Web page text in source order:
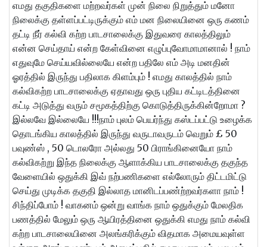
எமது தகுதிகளை மற்றவர்கள் முன் நிலை நிறுத்தும் மனோ
நிலைக்கு தள்ளப்பட்டிருக்கும் எம் மன நிலையினை ஒரு கணம்
தட்டி நீர் கல்வி கற்ற பாடசாலைக்கு இதுவரை காலத்திலும்
என்ன செய்தாய் என்ற கேள்வினை எழுப்புவோமாமானால் ! நாம்
எதுவுமே செய்யவில்லையே என்ற பதிலே எம் அடி மனதின்
ஓரத்தில் இருந்து பதிலாக கிளம்பும் ! எமது காலத்தில் நாம்
கல்விகற்ற பாடசாலைக்கு ஏதாவது ஒரு புதிய கட்டிடத்தினை
கட்டி அடுத்து வரும் சமூகத்திற்கு கொடுத்திருக்கின்றோமா ?
இல்லவே இல்லையே !!!நாம் புலம் பெயர்ந்து கஸ்டப்பட்டு உழைக்க
தொடங்கிய காலத்தில் இருந்து வருடாவருடம் வெறும் £ 50
பவுண்ஸ் , 50 டொலரோ அல்லது 50 பிராங்கினையோ நாம்
கல்விகற்று இந்த நிலைக்கு ஆளாக்கிய பாடசாலைக்கு தகுந்த
வேளையில் ஒதுக்கி இவ் நற்பணிகளை எல்லோரும் திட்டமிட்டு
செய்து முடிக்க தகுதி இல்லாத மானிடப்பண்ற்றவர்களா நாம் !
சிந்திப்போம் ! வாகனம் ஒன்று வாங்க நாம் ஒதுக்கும் மேலதிக
பணத்தில் மேலும் ஒரு ஆயிரத்தினை ஒதுக்கி எமது நாம் கல்வி
கற்ற பாடசாலையினை அலங்கரிக்கும் விதமாக அமையவுள்ள